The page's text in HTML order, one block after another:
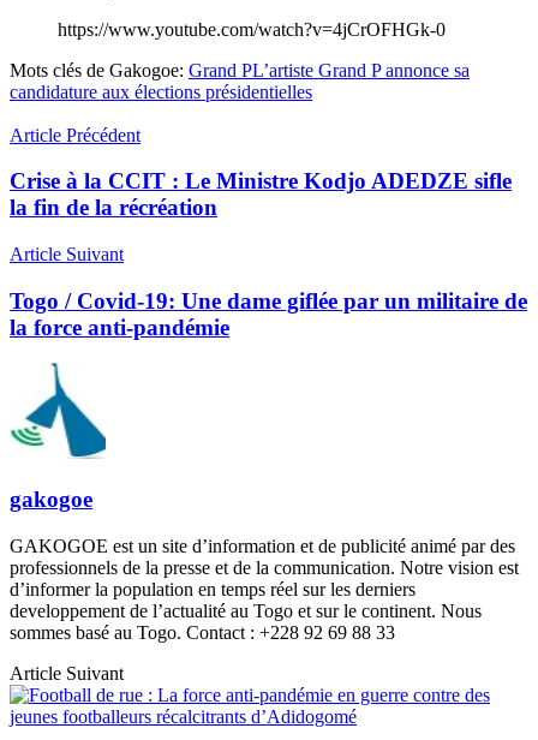
https://www.youtube.com/watch?v=4jCrOFHGk-0
Mots clés de Gakogoe: Grand PL’artiste Grand P annonce sa
candidature aux élections présidentielles
Article Précédent
Crise à la CCIT : Le Ministre Kodjo ADEDZE sifle
la fin de la récréation
Article Suivant
Togo / Covid-19: Une dame giflée par un militaire de
la force anti-pandémie
gakogoe
GAKOGOE est un site d’information et de publicité animé par des
professionnels de la presse et de la communication. Notre vision est
d’informer la population en temps réel sur les derniers
developpement de l’actualité au Togo et sur le continent. Nous
sommes basé au Togo. Contact : +228 92 69 88 33
Article Suivant